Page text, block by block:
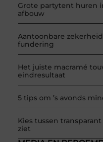
Grote partytent huren
afbouw
Aantoonbare
fundering
Het juiste macramé
eindresultaat
5 tips om ’s avonds
Kies tussen
ziet